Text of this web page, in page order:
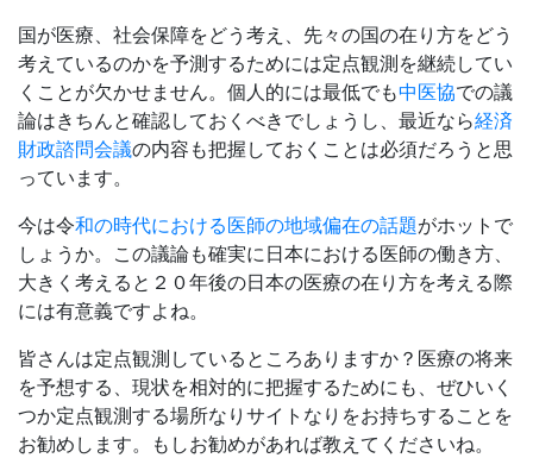
国が医療、社会保障をどう考え、先々の国の在り方をどう
考えているのかを予測するためには定点観測を継続してい
くことが欠かせません。個人的には最低でも中医協での議
論はきちんと確認しておくべきでしょうし、最近なら経済
財政諮問会議の内容も把握しておくことは必須だろうと思
っています。
今は令和の時代における医師の地域偏在の話題がホットで
しょうか。この議論も確実に日本における医師の働き方、
大きく考えると２０年後の日本の医療の在り方を考える際
には有意義ですよね。
皆さんは定点観測しているところありますか？医療の将来
を予想する、現状を相対的に把握するためにも、ぜひいく
つか定点観測する場所なりサイトなりをお持ちすることを
お勧めします。もしお勧めがあれば教えてくださいね。